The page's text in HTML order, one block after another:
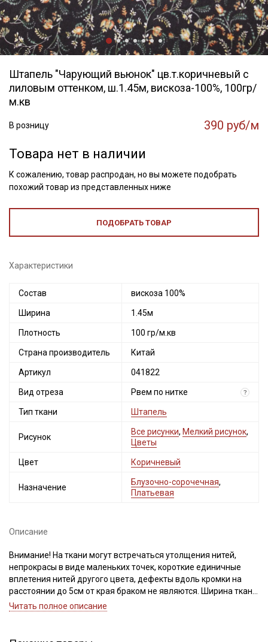
Штапель "Чарующий вьюнок" цв.т.коричневый с
лиловым оттенком, ш.1.45м, вискоза-100%, 100гр/
м.кв
В розницу 390 руб/м
Товара нет в наличии
К сожалению, товар распродан, но вы можете подобрать
похожий товар из представленных ниже
ПОДОБРАТЬ ТОВАР
Характеристики
Состав вискоза 100%
Ширина 1.45м
Плотность 100 гр/м.кв
Страна производитель Китай
Артикул 041822
Вид отреза Рвем по нитке ?
Тип ткани Штапель
Рисунок
Все рисунки, Мелкий рисунок,
Цветы
Цвет Коричневый
Назначение
Блузочно-сорочечная,
Платьевая
Описание
Внимание! На ткани могут встречаться утолщения нитей,
непрокрасы в виде маленьких точек, короткие единичные
вплетения нитей другого цвета, дефекты вдоль кромки на
расстоянии до 5см от края браком не являются. Ширина ткани
±2см. Просим учитывать это при покупке.
и шелковистый, легко поддается драпировке. Идеально
Читать полное описание